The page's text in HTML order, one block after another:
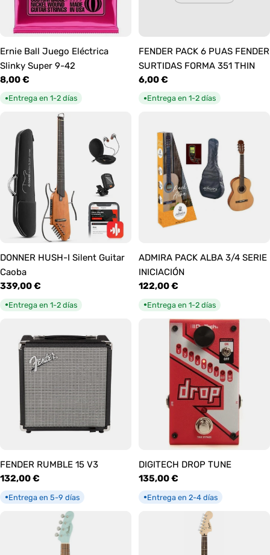
Ernie Ball Juego Eléctrica
Slinky Super 9-42
Precio
habitual
8,00 €
●Entrega en 1-2 días
FENDER PACK 6 PUAS FENDER
SURTIDAS FORMA 351 THIN
Precio
habitual
6,00 €
●Entrega en 1-2 días
DONNER HUSH-I Silent Guitar
Caoba
Precio
habitual
339,00 €
●Entrega en 1-2 días
ADMIRA PACK ALBA 3/4 SERIE
INICIACIÓN
Precio
habitual
122,00 €
●Entrega en 1-2 días
FENDER RUMBLE 15 V3
Precio
habitual
132,00 €
●Entrega en 5-9 días
DIGITECH DROP TUNE
Precio
habitual
135,00 €
●Entrega en 2-4 días